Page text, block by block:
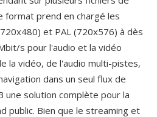
format prend en chargé les
et PAL (720x576) à dès
s pour l'audio et la vidéo
la vidéo, de l'audio multi-pistes,
dans un seul flux de
une solution complète pour la
public. Bien que le streaming et